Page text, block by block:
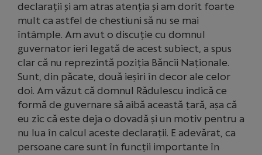
declarații și am atras atenția și am dorit foarte
mult ca astfel de chestiuni să nu se mai
întâmple. Am avut o discuție cu domnul
guvernator ieri legată de acest subiect, a spus
clar că nu reprezintă poziția Băncii Naționale.
Sunt, din păcate, două ieșiri în decor ale celor
doi. Am văzut că domnul Rădulescu indică ce
formă de guvernare să aibă această țară, așa că
eu zic că este deja o dovadă și un motiv pentru a
nu lua în calcul aceste declarații. E adevărat, ca
persoane care sunt în funcții importante în